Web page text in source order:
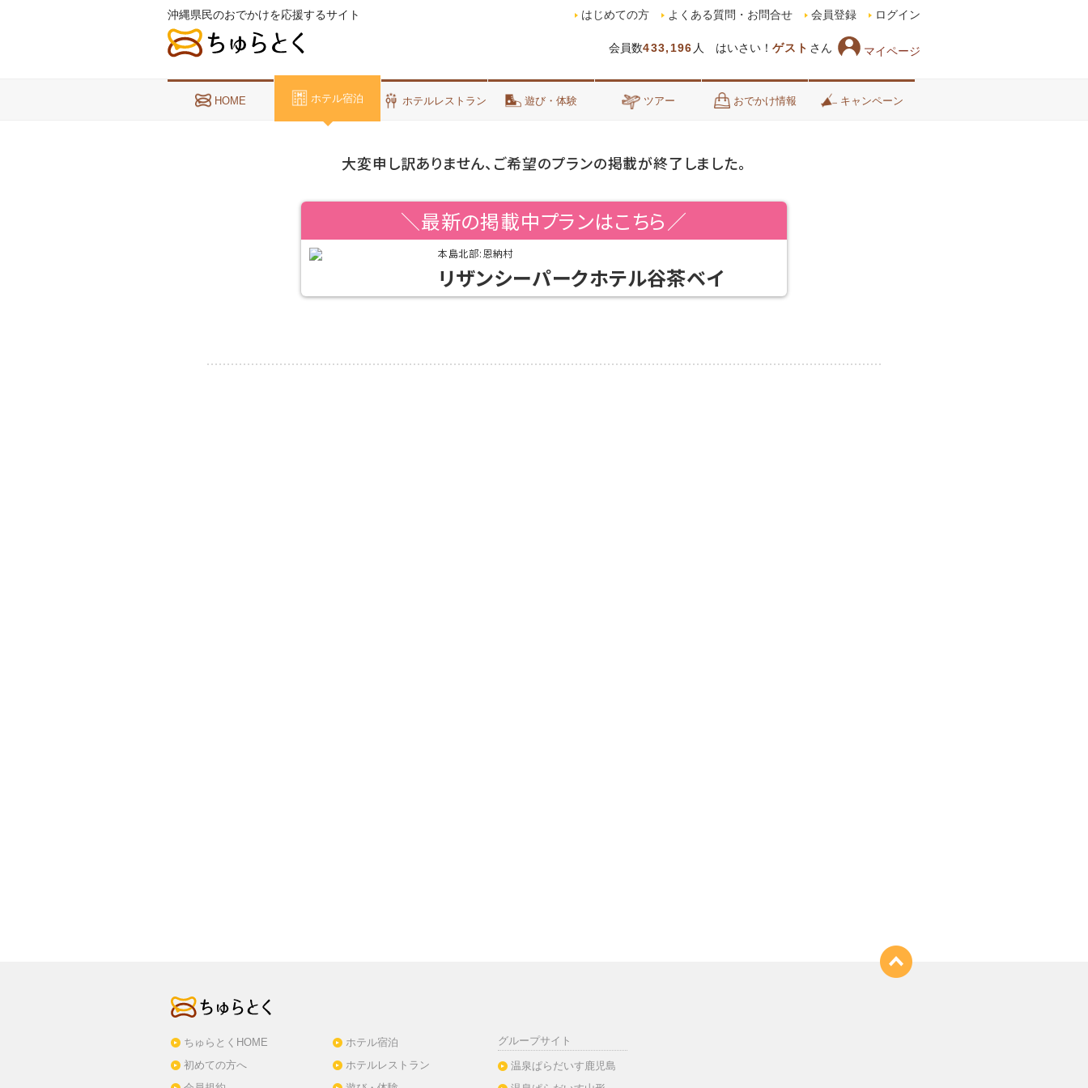
沖縄県民のおでかけを応援するサイト
会員数433,196 人 はいさい！ ゲスト さん マイページ
はじめての方 よくある質問・お問合せ 会員登録 ログイン
HOME ホテル宿泊 ホテルレストラン 遊び・体験 ツアー おでかけ情報 キャンペーン
大変申し訳ありません、ご希望のプランの掲載が終了しました。
＼最新の掲載中プランはこちら／
本島北部:恩納村
リザンシーパークホテル谷茶ベイ
ちゅらとくHOME
初めての方へ
ホテル宿泊
ホテルレストラン
グループサイト
温泉ぱらだいす鹿児島